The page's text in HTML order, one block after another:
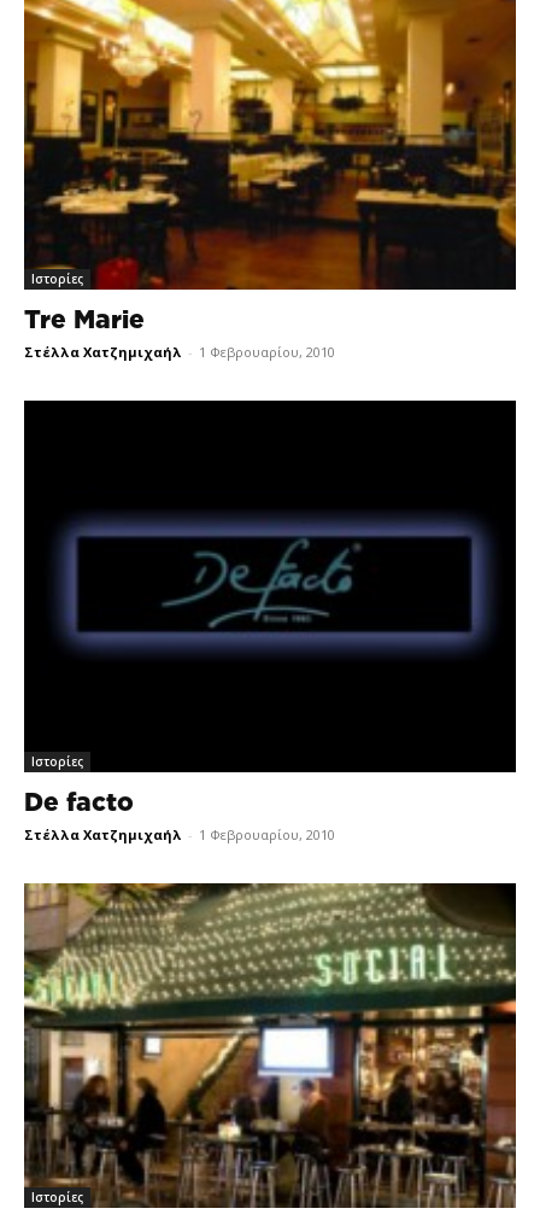
Ιστορίες
Tre Marie
Στέλλα Χατζημιχαήλ - 1 Φεβρουαρίου, 2010
Ιστορίες
De facto
Στέλλα Χατζημιχαήλ - 1 Φεβρουαρίου, 2010
Ιστορίες